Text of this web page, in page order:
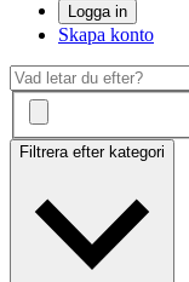
Logga in
Skapa konto
Filtrera efter kategori